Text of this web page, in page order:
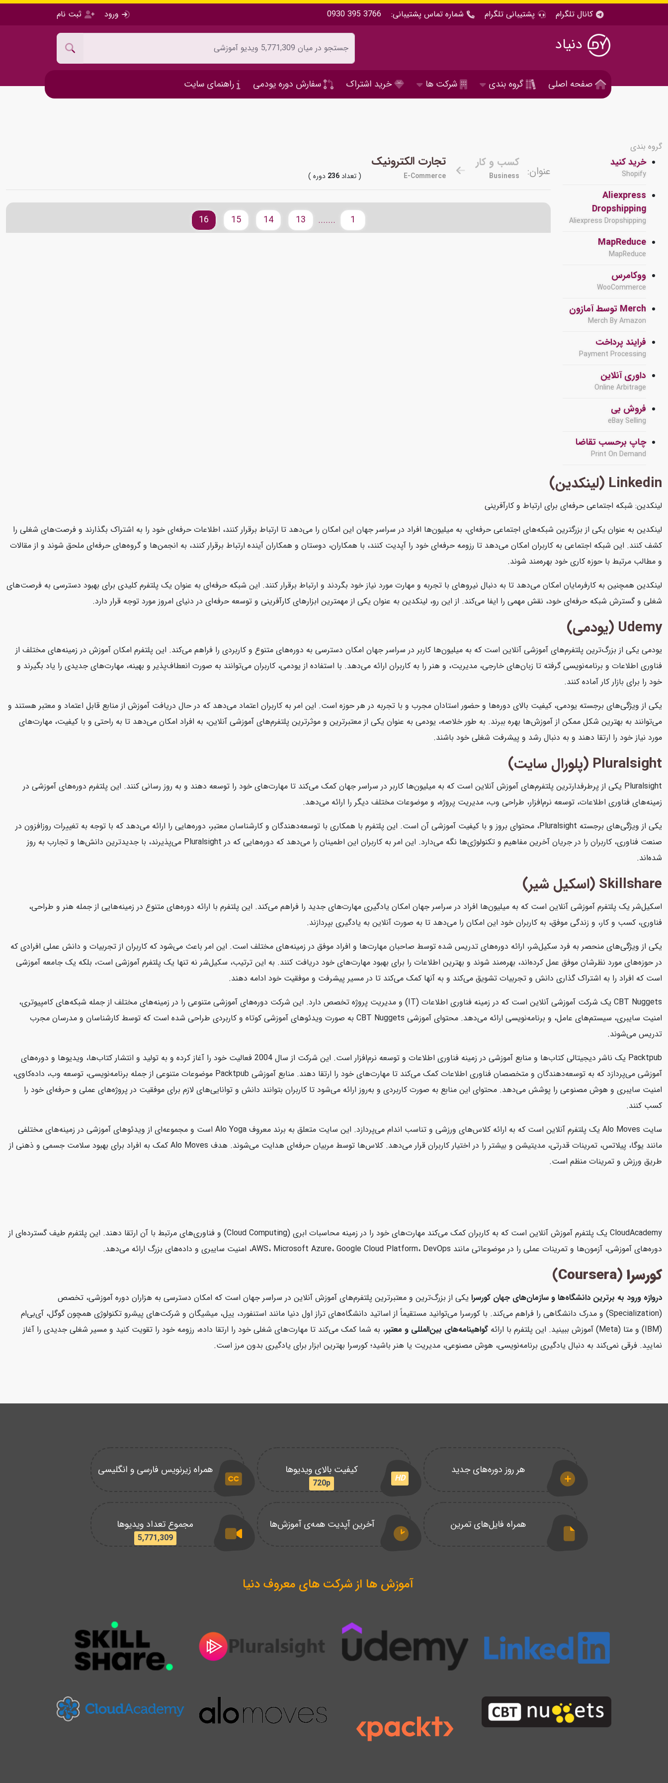
کانال تلگرام پشتیبانی تلگرام شماره تماس پشتیبانی: 0930 395 3766 ورود ثبت نام
دنیاد
صفحه اصلی گروه بندی شرکت ها خرید اشتراک سفارش دوره یودمی راهنمای سایت
گروه بندی
خرید کنید
Shopify
Aliexpress
Dropshipping
Aliexpress Dropshipping
MapReduce
MapReduce
ووکامرس
WooCommerce
Merch توسط آمازون
Merch By Amazon
فرایند پرداخت
Payment Processing
داوری آنلاین
Online Arbitrage
فروش بی
eBay Selling
چاپ برحسب تقاضا
Print On Demand
عنوان:
کسب و کار
Business
تجارت الکترونیک
E-Commerce ( تعداد236 دوره )
1
.......
13
14
15
16
Linkedin (لینکدین)
لینکدین: شبکه اجتماعی حرفه‌ای برای ارتباط و کارآفرینی
لینکدین به عنوان یکی از بزرگترین شبکه‌های اجتماعی حرفه‌ای، به میلیون‌ها افراد در سراسر جهان این امکان را می‌دهد تا ارتباط برقرار کنند، اطلاعات حرفه‌ای خود را به اشتراک بگذارند و فرصت‌های شغلی را
کشف کنند. این شبکه اجتماعی به کاربران امکان می‌دهد تا رزومه حرفه‌ای خود را آپدیت کنند، با همکاران، دوستان و همکاران آینده ارتباط برقرار کنند، به انجمن‌ها و گروه‌های حرفه‌ای ملحق شوند و از مقالات
و مطالب مرتبط با حوزه کاری خود بهره‌مند شوند.
لینکدین همچنین به کارفرمایان امکان می‌دهد تا به دنبال نیروهای با تجربه و مهارت مورد نیاز خود بگردند و ارتباط برقرار کنند. این شبکه حرفه‌ای به عنوان یک پلتفرم کلیدی برای بهبود دسترسی به فرصت‌های
شغلی و گسترش شبکه حرفه‌ای خود، نقش مهمی را ایفا می‌کند. از این رو، لینکدین به عنوان یکی از مهمترین ابزارهای کارآفرینی و توسعه حرفه‌ای در دنیای امروز مورد توجه قرار دارد.
Udemy (یودمی)
یودمی یکی از بزرگ‌ترین پلتفرم‌های آموزشی آنلاین است که به میلیون‌ها کاربر در سراسر جهان امکان دسترسی به دوره‌های متنوع و کاربردی را فراهم می‌کند. این پلتفرم امکان آموزش در زمینه‌های مختلف از
فناوری اطلاعات و برنامه‌نویسی گرفته تا زبان‌های خارجی، مدیریت، و هنر را به کاربران ارائه می‌دهد. با استفاده از یودمی، کاربران می‌توانند به صورت انعطاف‌پذیر و بهینه، مهارت‌های جدیدی را یاد بگیرند و
خود را برای بازار کار آماده کنند.
یکی از ویژگی‌های برجسته یودمی، کیفیت بالای دوره‌ها و حضور استادان مجرب و با تجربه در هر حوزه است. این امر به کاربران اعتماد می‌دهد که در حال دریافت آموزش از منابع قابل اعتماد و معتبر هستند و
می‌توانند به بهترین شکل ممکن از آموزش‌ها بهره ببرند. به طور خلاصه، یودمی به عنوان یکی از معتبرترین و موثرترین پلتفرم‌های آموزشی آنلاین، به افراد امکان می‌دهد تا به راحتی و با کیفیت، مهارت‌های
مورد نیاز خود را ارتقا دهند و به دنبال رشد و پیشرفت شغلی خود باشند.
Pluralsight (پلورال سایت)
Pluralsight یکی از پرطرفدارترین پلتفرم‌های آموزش آنلاین است که به میلیون‌ها کاربر در سراسر جهان کمک می‌کند تا مهارت‌های خود را توسعه دهند و به روز رسانی کنند. این پلتفرم دوره‌های آموزشی در
زمینه‌های فناوری اطلاعات، توسعه نرم‌افزار، طراحی وب، مدیریت پروژه، و موضوعات مختلف دیگر را ارائه می‌دهد.
یکی از ویژگی‌های برجسته Pluralsight، محتوای بروز و با کیفیت آموزشی آن است. این پلتفرم با همکاری با توسعه‌دهندگان و کارشناسان معتبر، دوره‌هایی را ارائه می‌دهد که با توجه به تغییرات روزافزون در
صنعت فناوری، کاربران را در جریان آخرین مفاهیم و تکنولوژی‌ها نگه می‌دارد. این امر به کاربران این اطمینان را می‌دهد که دوره‌هایی که در Pluralsight می‌پذیرند، با جدیدترین دانش‌ها و تجارب به روز
شده‌اند.
Skillshare (اسکیل شیر)
اسکیل‌شر یک پلتفرم آموزشی آنلاین است که به میلیون‌ها افراد در سراسر جهان امکان یادگیری مهارت‌های جدید را فراهم می‌کند. این پلتفرم با ارائه دوره‌های متنوع در زمینه‌هایی از جمله هنر و طراحی،
فناوری، کسب و کار، و زندگی موفق، به کاربران خود این امکان را می‌دهد تا به صورت آنلاین به یادگیری بپردازند.
یکی از ویژگی‌های منحصر به فرد سکیل‌شر، ارائه دوره‌های تدریس شده توسط صاحبان مهارت‌ها و افراد موفق در زمینه‌های مختلف است. این امر باعث می‌شود که کاربران از تجربیات و دانش عملی افرادی که
در حوزه‌های مورد نظرشان موفق عمل کرده‌اند، بهره‌مند شوند و بهترین اطلاعات را برای بهبود مهارت‌های خود دریافت کنند. به این ترتیب، سکیل‌شر نه تنها یک پلتفرم آموزشی است، بلکه یک جامعه آموزشی
است که افراد را به اشتراک گذاری دانش و تجربیات تشویق می‌کند و به آنها کمک می‌کند تا در مسیر پیشرفت و موفقیت خود ادامه دهند.
CBT Nuggets یک شرکت آموزشی آنلاین است که در زمینه فناوری اطلاعات (IT) و مدیریت پروژه تخصص دارد. این شرکت دوره‌های آموزشی متنوعی را در زمینه‌های مختلف از جمله شبکه‌های کامپیوتری،
امنیت سایبری، سیستم‌های عامل، و برنامه‌نویسی ارائه می‌دهد. محتوای آموزشی CBT Nuggets به صورت ویدئوهای آموزشی کوتاه و کاربردی طراحی شده است که توسط کارشناسان و مدرسان مجرب
تدریس می‌شوند.
Packtpub یک ناشر دیجیتالی کتاب‌ها و منابع آموزشی در زمینه فناوری اطلاعات و توسعه نرم‌افزار است. این شرکت از سال 2004 فعالیت خود را آغاز کرده و به تولید و انتشار کتاب‌ها، ویدیوها و دوره‌های
آموزشی می‌پردازد که به توسعه‌دهندگان و متخصصان فناوری اطلاعات کمک می‌کند تا مهارت‌های خود را ارتقا دهند. منابع آموزشی Packtpub موضوعات متنوعی از جمله برنامه‌نویسی، توسعه وب، داده‌کاوی،
امنیت سایبری و هوش مصنوعی را پوشش می‌دهد. محتوای این منابع به صورت کاربردی و به‌روز ارائه می‌شود تا کاربران بتوانند دانش و توانایی‌های لازم برای موفقیت در پروژه‌های عملی و حرفه‌ای خود را
کسب کنند.
سایت Alo Moves یک پلتفرم آنلاین است که به ارائه کلاس‌های ورزشی و تناسب اندام می‌پردازد. این سایت متعلق به برند معروف Alo Yoga است و مجموعه‌ای از ویدئوهای آموزشی در زمینه‌های مختلفی
مانند یوگا، پیلاتس، تمرینات قدرتی، مدیتیشن و بیشتر را در اختیار کاربران قرار می‌دهد. کلاس‌ها توسط مربیان حرفه‌ای هدایت می‌شوند. هدف Alo Moves کمک به افراد برای بهبود سلامت جسمی و ذهنی از
طریق ورزش و تمرینات منظم است.
CloudAcademy یک پلتفرم آموزش آنلاین است که به کاربران کمک می‌کند مهارت‌های خود را در زمینه محاسبات ابری (Cloud Computing) و فناوری‌های مرتبط با آن ارتقا دهند. این پلتفرم طیف گسترده‌ای از
دوره‌های آموزشی، آزمون‌ها و تمرینات عملی را در موضوعاتی مانند AWS، Microsoft Azure، Google Cloud Platform، DevOps، امنیت سایبری و داده‌های بزرگ ارائه می‌دهد.
کورسرا (Coursera)
دروازه ورود به برترین دانشگاه‌ها و سازمان‌های جهان کورسرا یکی از بزرگ‌ترین و معتبرترین پلتفرم‌های آموزش آنلاین در سراسر جهان است که امکان دسترسی به هزاران دوره آموزشی، تخصص
(Specialization) و مدرک دانشگاهی را فراهم می‌کند. با کورسرا می‌توانید مستقیماً از اساتید دانشگاه‌های تراز اول دنیا مانند استنفورد، ییل، میشیگان و شرکت‌های پیشرو تکنولوژی همچون گوگل، آی‌بی‌ام
(IBM) و متا (Meta) آموزش ببینید. این پلتفرم با ارائه
گواهینامه‌های بین‌المللی و معتبر، به شما کمک می‌کند تا مهارت‌های شغلی خود را ارتقا داده، رزومه خود را تقویت کنید و مسیر شغلی جدیدی را آغاز
نمایید. فرقی نمی‌کند به دنبال یادگیری برنامه‌نویسی، هوش مصنوعی، مدیریت یا هنر باشید؛ کورسرا بهترین ابزار برای یادگیری بدون مرز است.
هر روز دوره‌های جدید
HD
کیفیت بالای ویدیوها
720p
همراه زیرنویس فارسی و انگلیسی
همراه فایل‌های تمرین آخرین آپدیت همه‌ی آموزش‌ها مجموع تعداد ویدیوها
5,771,309
آموزش ها از شرکت های معروف دنیا